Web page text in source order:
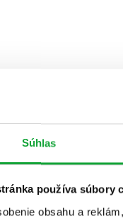
Súhlas
používa súbory
obsahu a